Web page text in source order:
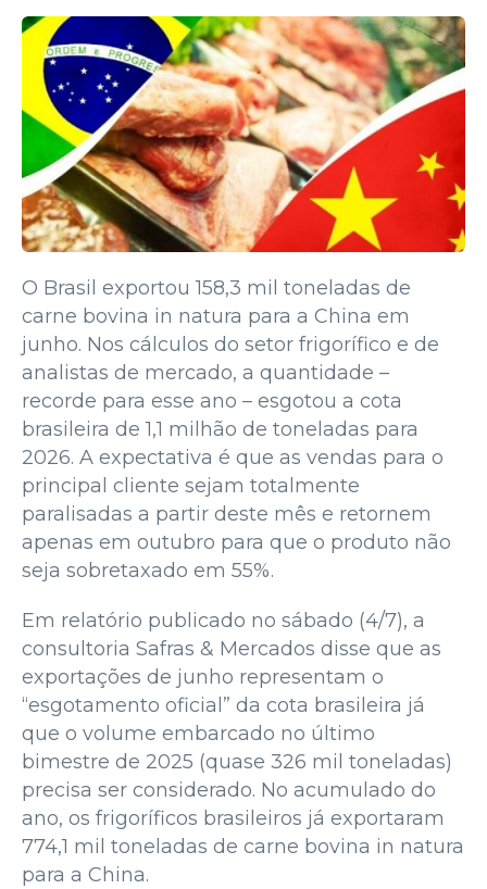
O Brasil exportou 158,3 mil toneladas de
carne bovina in natura para a China em
junho. Nos cálculos do setor frigorífico e de
analistas de mercado, a quantidade –
recorde para esse ano – esgotou a cota
brasileira de 1,1 milhão de toneladas para
2026. A expectativa é que as vendas para o
principal cliente sejam totalmente
paralisadas a partir deste mês e retornem
apenas em outubro para que o produto não
seja sobretaxado em 55%.
Em relatório publicado no sábado (4/7), a
consultoria Safras & Mercados disse que as
exportações de junho representam o
“esgotamento oficial” da cota brasileira já
que o volume embarcado no último
bimestre de 2025 (quase 326 mil toneladas)
precisa ser considerado. No acumulado do
ano, os frigoríficos brasileiros já exportaram
774,1 mil toneladas de carne bovina in natura
para a China.